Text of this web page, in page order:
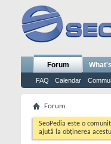
Forum
FAQ Calendar
Forum
SeoPedia este o
ajută la obținerea